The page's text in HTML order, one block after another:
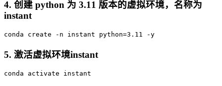
4. 创建 python 为 3.11 版本的虚拟环境，名称为
instant
conda create -n instant python=3 . 11
5. 激活虚拟环境instant
conda